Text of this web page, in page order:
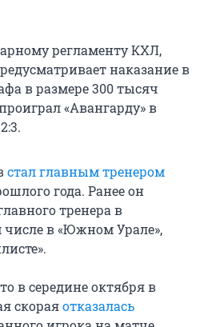
регламенту КХЛ,
наказание в
в размере 300 тысяч
«Авангарду» в
стал главным тренером
года. Ранее он
тренера в
числе в «Южном Урале»,
в середине октября в
скораяотказалась